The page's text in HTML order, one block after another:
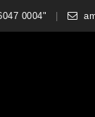
0004"